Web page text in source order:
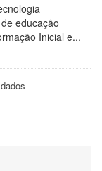
educação
Inicial e...